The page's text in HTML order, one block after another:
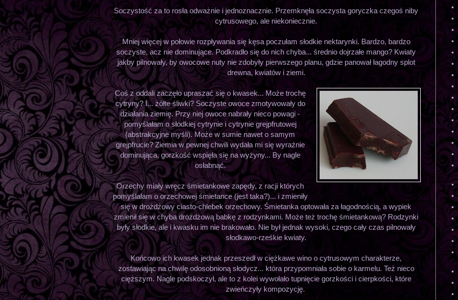
Soczystość za to rosła odważnie i jednoznacznie. Przemknęła soczysta goryczka czegoś niby
cytrusowego, ale niekoniecznie.
Mniej więcej w połowie rozpływania się kęsa poczułam słodkie nektarynki. Bardzo, bardzo
soczyste, acz nie dominujące. Podkradło się do nich chyba... średnio dojrzałe mango? Kwiaty
jakby pilnowały, by owocowe nuty nie zdobyły pierwszego planu, gdzie panował łagodny splot
drewna, kwiatów i ziemi.
Coś z oddali zaczęło upraszać się o kwasek... Może trochę
cytryny? I... żółte śliwki? Soczyste owoce zmotywowały do
działania ziemię. Przy niej owoce nabrały nieco powagi -
pomyślałam o słodkiej cytrynie i cytrynie grejpfrutowej
(abstrakcyjne myśli). Może w sumie nawet o samym
grejpfrucie? Ziemia w pewnej chwili wydała mi się wyraźnie
dominująca, gorzkość wspięła się na wyżyny... By nagle
osłabnąć.
Orzechy miały wręcz śmietankowe zapędy, z racji których
pomyślałam o orzechowej śmietance (jest taka?)... i zmieniły
się w drożdżowy ciasto-chlebek orzechowy. Śmietanka optowała za łagodnością, a wypiek
zmienił się w chyba drożdżową babkę z rodzynkami. Może też trochę śmietankową? Rodzynki
były słodkie, ale i kwasku im nie brakowało. Nie był jednak wysoki, czego cały czas pilnowały
słodkawo-rześkie kwiaty.
Końcowo ich kwasek jednak przeszedł w ciężkawe wino o cytrusowym charakterze,
zostawiając na chwilę odosobnioną słodycz... która przypomniała sobie o karmelu. Też nieco
cięższym. Nagle podskoczył, ale to z kolei wywołało tupnięcie gorzkości i cierpkości, które
zwieńczyły kompozycję.